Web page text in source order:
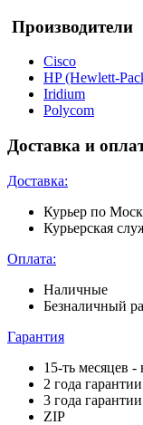
Производители
Cisco
HP (Hewlett-
Iridium
Polycom
Доставка и
Доставка:
Курьер по
Курьерская
Оплата:
Наличные
Безналичный
Гарантия
15-ть месяцев -
2 года
3 года
ZIP